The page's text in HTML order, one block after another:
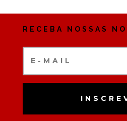
RECEBA NOSSAS